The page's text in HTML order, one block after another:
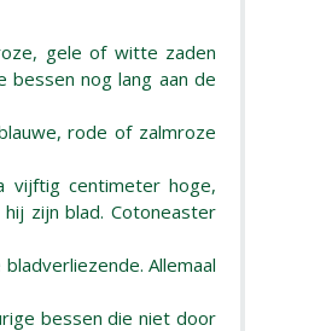
gele of witte zaden
nog lang aan de
rode of zalmroze
vijftig centimeter hoge,
zijn blad. Cotoneaster
Allemaal
bessen die niet door